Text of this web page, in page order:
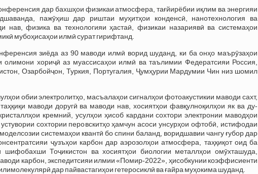
дар бахшҳои физикаи атмосфера, тағйирёбии иқлим ва энергияи
пажӯҳиш дар риштаи муҳитҳои конденсӣ, нанотехнология ва
нав, физика ва технологияи ҳастаӣ, физикаи назариявӣ ва системаҳои
мубоҳисаҳои илмӣ сурат гирифтанд.
зиёда аз 90 маводи илмӣ ворид шуданд, ки ба онҳо маърӯзаҳои
олимони хориҷӣ аз муассисаҳои илмӣ ва таълимии Федератсияи Россия,
Озарбойҷон, Туркия, Португалия, Ҷумҳурии Мардумии Чин низ шомил
обии электролитҳо, масъалаҳои сигналҳои фотоакустикии маводи сахт,
маводи доругӣ ва маводи нав, хосиятҳои фавқулноқилҳои як ва ду-
кремний, усулҳои ҳисоб кардани сохтори электронии маводҳои
сохтории перовскитҳо ҳамчун асоси унсурҳои офтобӣ, истифодаи
системаҳои квантӣ бо спини баланд, воридшавии чангу ғубор дар
ҷузъҳои карбон дар аэрозолҳои атмосфера, таҳқиқот оид ба
шифобахши Тоҷикистон ва хосиятҳои биологии металлҳои омӯхташуда,
карбон, экспедитсияи илмии «Помир-2022», ҳисобкунии коэффисиенти
дар пайвастагиҳои гетеросиклӣ ва ғайра муҳокима шуданд.